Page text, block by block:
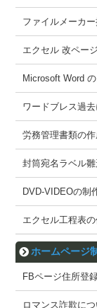
ファイルメーカ
エクセル 改ペー
Microsoft Word
ワードブレス過
労務管理書類の
封筒宛名ラベル
DVD-VIDEOの制
エクセル工程表
ホームページ
FBページ住所登
ロマンス詐欺に